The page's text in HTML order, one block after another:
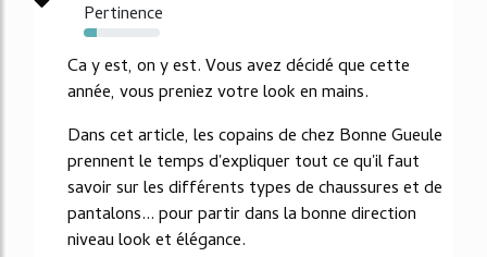
Pertinence
17%
Ca y est, on y est. Vous avez décidé que cette
année, vous preniez votre look en mains.
Dans cet article, les copains de chez Bonne Gueule
prennent le temps d'expliquer tout ce qu'il faut
savoir sur les différents types de chaussures et de
pantalons... pour partir dans la bonne direction
niveau look et élégance.